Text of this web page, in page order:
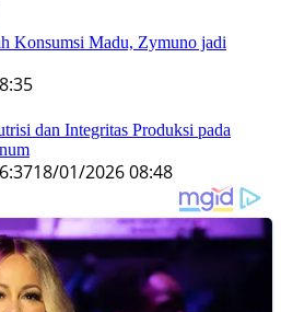
Konsumsi Madu, Zymuno jadi
dan Integritas Produksi pada
18/01/2026 08:48